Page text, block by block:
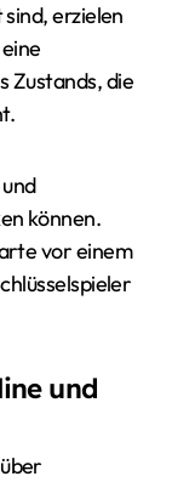
erzielen
Zustands, die
können.
vor einem
und